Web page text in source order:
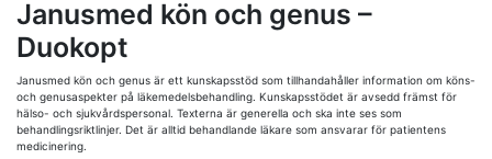
Janusmed kön och genus –
Duokopt
Janusmed kön och genus är ett kunskapsstöd som tillhandahåller information om köns-
och genusaspekter på läkemedelsbehandling. Kunskapsstödet är avsedd främst för
hälso- och sjukvårdspersonal. Texterna är generella och ska inte ses som
behandlingsriktlinjer. Det är alltid behandlande läkare som ansvarar för patientens
medicinering.